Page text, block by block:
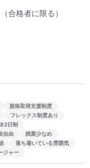
合格者に限る）
資格取得支援制度
フレックス制度あり
2日制
自由
残業少なめ
落ち着いている雰囲気
ジャー